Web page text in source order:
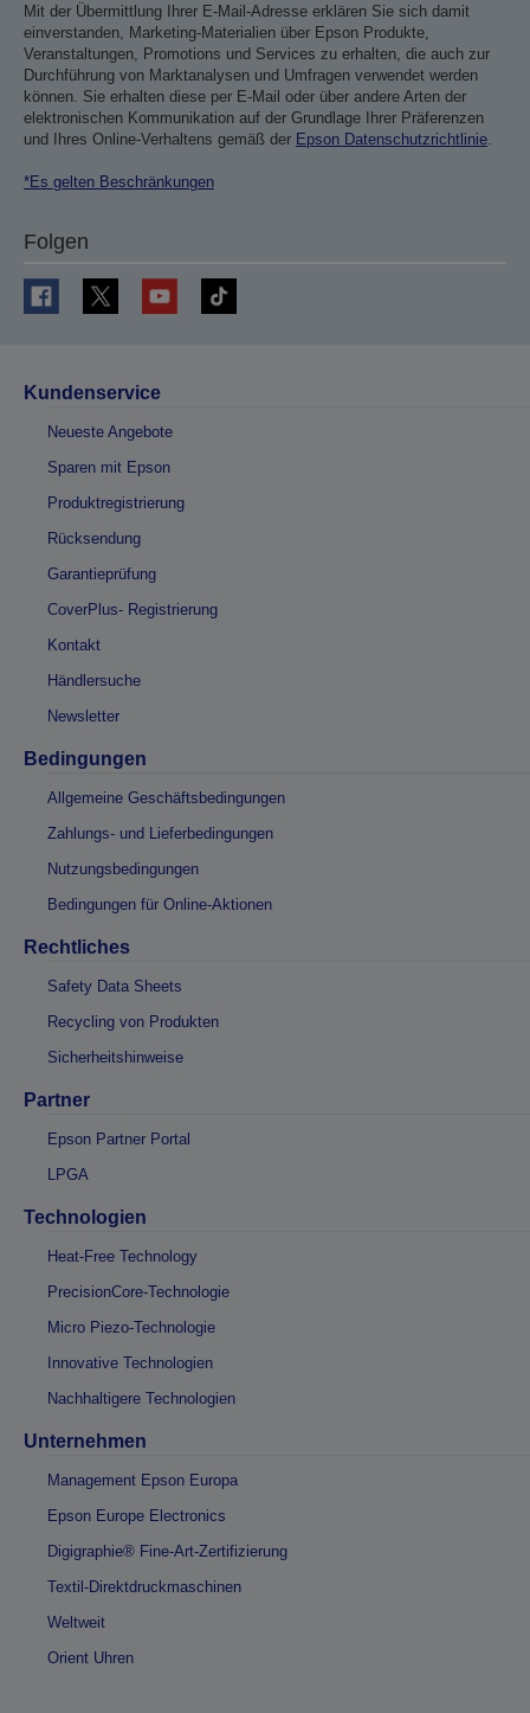
Mit der Übermittlung Ihrer E-Mail-Adresse erklären Sie sich damit
einverstanden, Marketing-Materialien über Epson Produkte,
Veranstaltungen, Promotions und Services zu erhalten, die auch zur
Durchführung von Marktanalysen und Umfragen verwendet werden
können. Sie erhalten diese per E-Mail oder über andere Arten der
elektronischen Kommunikation auf der Grundlage Ihrer Präferenzen
und Ihres Online-Verhaltens gemäß der Epson Datenschutzrichtlinie.
*Es gelten Beschränkungen
Folgen
Kundenservice
Neueste Angebote
Sparen mit Epson
Produktregistrierung
Rücksendung
Garantieprüfung
CoverPlus- Registrierung
Kontakt
Händlersuche
Newsletter
Bedingungen
Allgemeine Geschäftsbedingungen
Zahlungs- und Lieferbedingungen
Nutzungsbedingungen
Bedingungen für Online-Aktionen
Rechtliches
Safety Data Sheets
Recycling von Produkten
Sicherheitshinweise
Partner
Epson Partner Portal
LPGA
Technologien
Heat-Free Technology
PrecisionCore-Technologie
Micro Piezo-Technologie
Innovative Technologien
Nachhaltigere Technologien
Unternehmen
Management Epson Europa
Epson Europe Electronics
Digigraphie® Fine-Art-Zertifizierung
Textil-Direktdruckmaschinen
Weltweit
Orient Uhren